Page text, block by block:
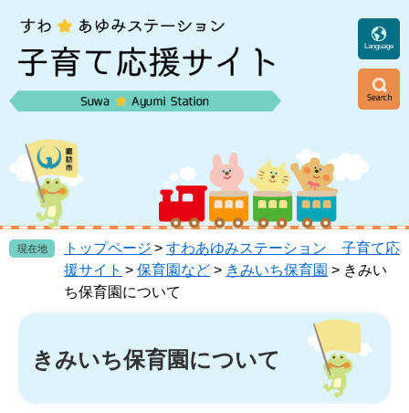
頭
。
飛
て
ニ
Language
現在地 トップページ > すわあゆみステーション 子育て応
援サイト > 保育園など > きみいち保育園 > きみい
ち保育園について
本
きみいち保育園について